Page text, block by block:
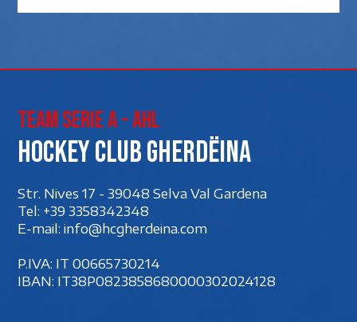
Team Serie A - AHL
Hockey club Gherdëina
Str. Nives 17 - 39048 Selva Val Gardena
Tel: +39 3358342348
E-mail: info@hcgherdeina.com
P.IVA: IT 00‍665730214
IBAN: IT38P0823858680000302024128